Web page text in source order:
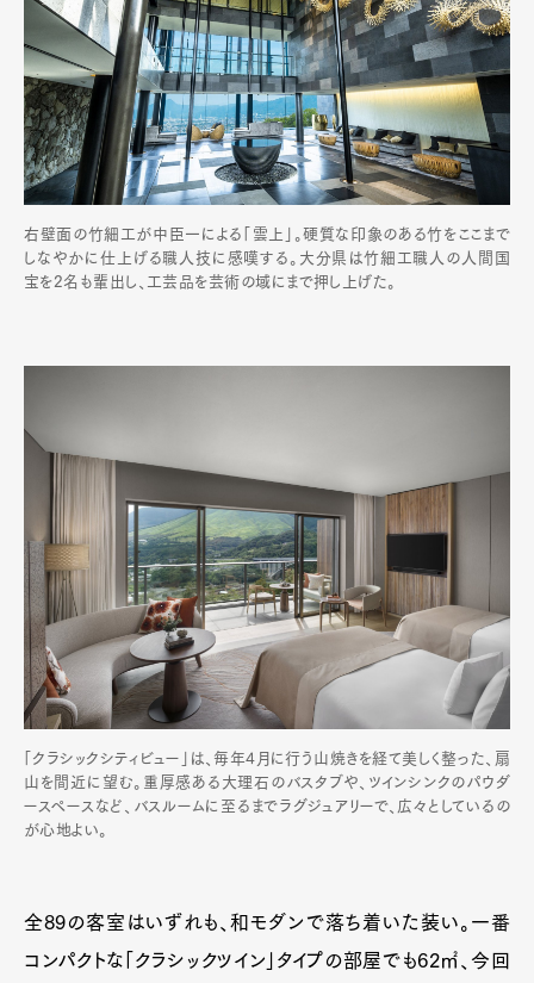
右壁面の竹細工が中臣一による「雲上」。硬質な印象のある竹をここまで
しなやかに仕上げる職人技に感嘆する。大分県は竹細工職人の人間国
宝を2名も輩出し、工芸品を芸術の域にまで押し上げた。
「クラシックシティビュー」は、毎年4月に行う山焼きを経て美しく整った、扇
山を間近に望む。重厚感ある大理石のバスタブや、ツインシンクのパウダ
ースペースなど、バスルームに至るまでラグジュアリーで、広々としているの
が心地よい。
全89の客室はいずれも、和モダンで落ち着いた装い。一番
コンパクトな「クラシックツイン」タイプの部屋でも62㎡、今回